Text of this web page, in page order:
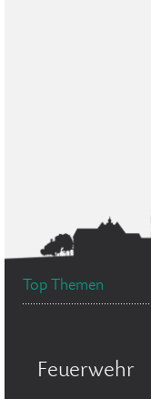
Top Themen
Feuerwehr